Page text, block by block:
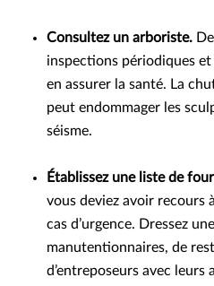
Consultez un arboriste.
inspections périodiques et
en assurer la santé. La
peut endommager les
séisme.
Établissez une liste de
vous deviez avoir recours
cas d’urgence. Dressez
manutentionnaires, de
d’entreposeurs avec